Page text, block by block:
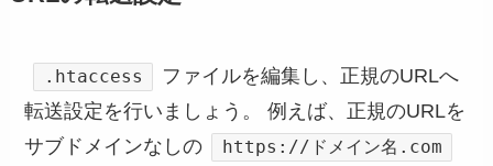
.htaccess
ファイルを編集し、正規のURLへ
転送設定を行いましょう。 例えば、正規のURLを
サブドメインなしの
https://ドメイン名.com